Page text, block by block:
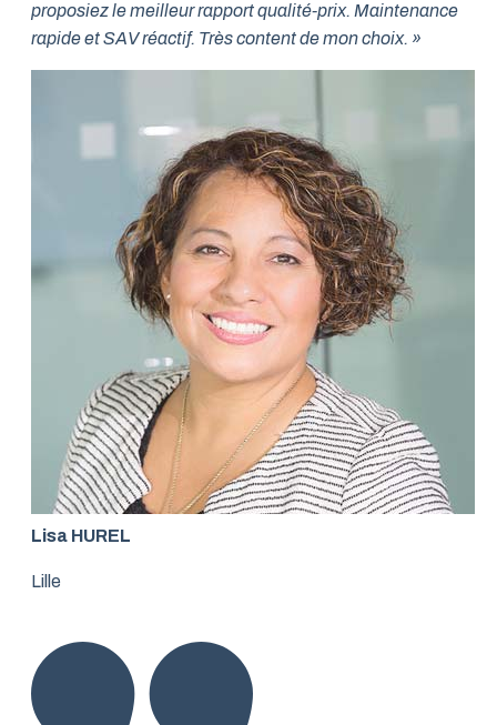
proposiez le meilleur rapport qualité-prix. Maintenance
rapide et SAV réactif. Très content de mon choix. »
Lisa HUREL
Lille